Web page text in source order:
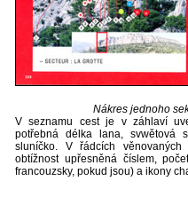
Nákres jednoho
V seznamu cest je v záhlaví
potřebná délka lana, svwětová
sluníčko. V řádcích
obtížnost upřesněná číslem,
francouzsky, pokud jsou) a ikony